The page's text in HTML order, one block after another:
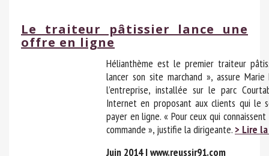
Le traiteur pâtissier lance une
offre en ligne
Hélianthème est le premier traiteur
lancer son site marchand », assure
l’entreprise, installée sur le parc
Internet en proposant aux clients qui le
payer en ligne. « Pour ceux qui
commande », justifie la dirigeante.> Lire
Juin 2014 | www.reussir91.com